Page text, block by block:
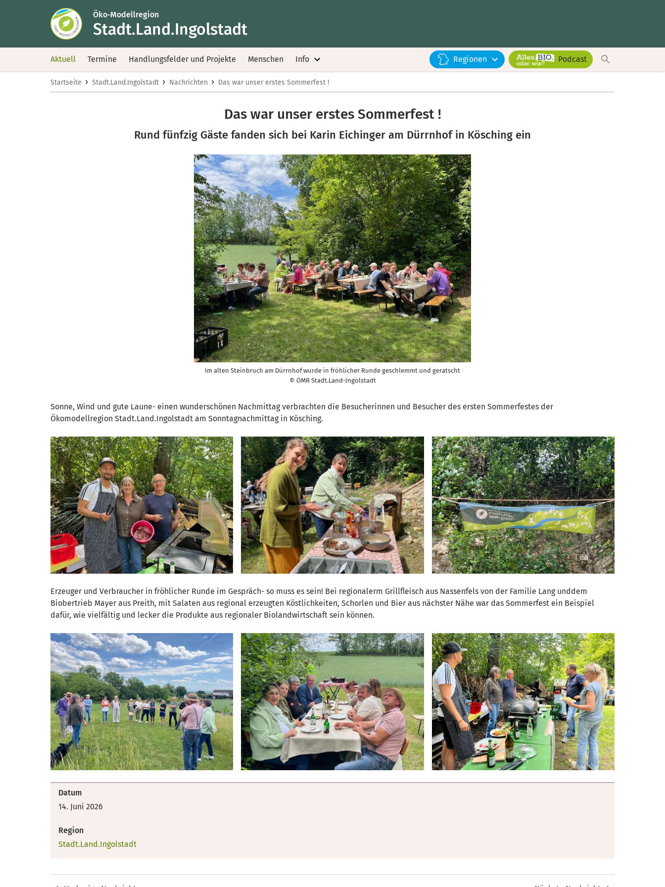
Öko-Modellregion
Stadt.Land.Ingolstadt
Aktuell Termine Handlungsfelder und Projekte Menschen Info Regionen Podcast
Startseite › Stadt.Land.Ingolstadt › Nachrichten › Das war unser erstes Sommerfest !
Das war unser erstes Sommerfest !
Rund fünfzig Gäste fanden sich bei Karin Eichinger am Dürrnhof in Kösching ein
Im alten Steinbruch am Dürrnhof wurde in fröhlicher Runde geschlemmt und geratscht
© ÖMR Stadt.Land-Ingolstadt
Sonne, Wind und gute Laune- einen wunderschönen Nachmittag verbrachten die Besucherinnen und Besucher des ersten Sommerfestes der
Ökomodellregion Stadt.Land.Ingolstadt am Sonntagnachmittag in Kösching.
Erzeuger und Verbraucher in fröhlicher Runde im Gespräch- so muss es sein! Bei regionalerm Grillfleisch aus Nassenfels von der Familie Lang unddem
Biobertrieb Mayer aus Preith, mit Salaten aus regional erzeugten Köstlichkeiten, Schorlen und Bier aus nächster Nähe war das Sommerfest ein Beispiel
dafür, wie vielfältig und lecker die Produkte aus regionaler Biolandwirtschaft sein können.
Datum
14. Juni 2026
Region
Stadt.Land.Ingolstadt